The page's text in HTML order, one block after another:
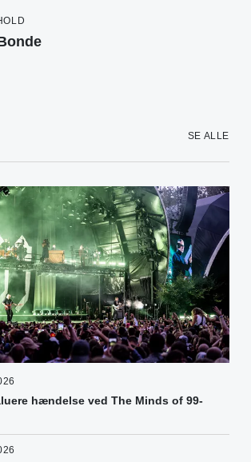
SE ALLE
hændelse ved The Minds of 99-